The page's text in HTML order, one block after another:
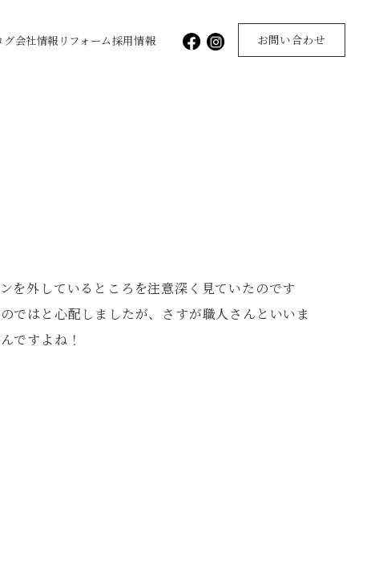
グ会社情報 リフォーム採用情報 お問い合わせ
を外しているところを注意深く見ていたのです
ではと心配しましたが、さすが職人さんといいま
ですよね！